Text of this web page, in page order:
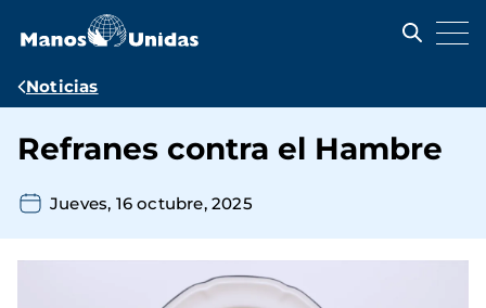
contenido
Ruta
navegación
Noticias
Refranes contra el Hambre
Jueves, 16 octubre, 2025